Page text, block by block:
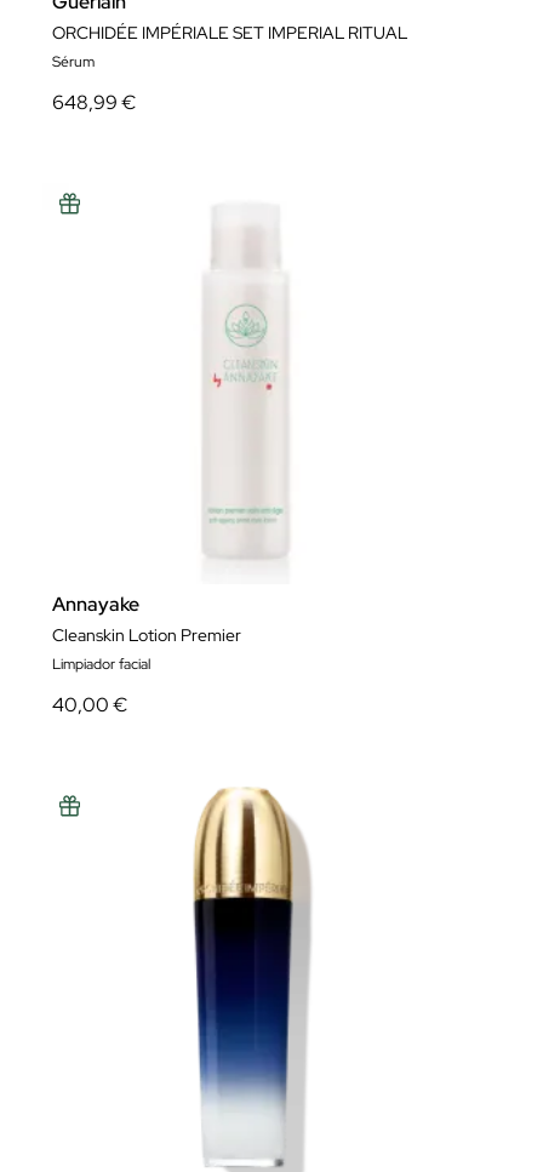
ORCHIDÉE IMPÉRIALE SET IMPERIAL RITUAL
Sérum
648,99 €
Annayake
Cleanskin Lotion Premier
Limpiador facial
40,00 €